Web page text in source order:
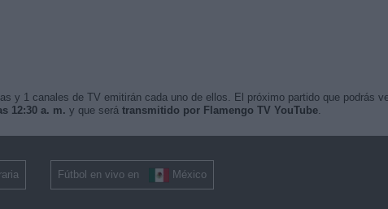
y 1 canales de TV emitirán cada uno de ellos. El próximo partido que podrás
12:30 a. m. y que será transmitido por Flamengo TV YouTube.
Fútbol en vivo en México